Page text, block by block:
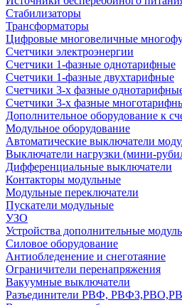
Стабилизаторы
Трансформаторы
Цифровые многовеличные
Счетчики электроэнергии
Счетчики 1-фазные однотарифные
Счетчики 1-фазные двухтарифные
Счетчики 3-х фазные
Счетчики 3-х фазные
Дополнительное оборудование к
Модульное оборудование
Автоматические выключатели
Выключатели нагрузки (мини-
Дифференциальные выключатели
Контакторы модульные
Модульные переключатели
Пускатели модульные
УЗО
Устройства дополнительные
Силовое оборудование
Антиобледенение и снеготаяние
Ограничители перенапряжения
Вакуумные выключатели
Разъединители РВФ,